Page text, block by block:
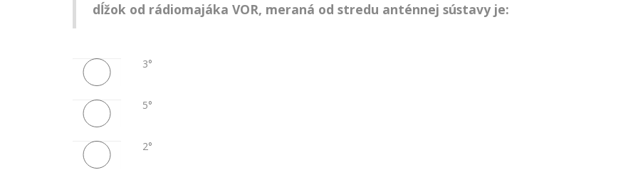
dĺžok od rádiomajáka VOR, meraná od stredu anténnej sústavy je:
3°
5°
2°